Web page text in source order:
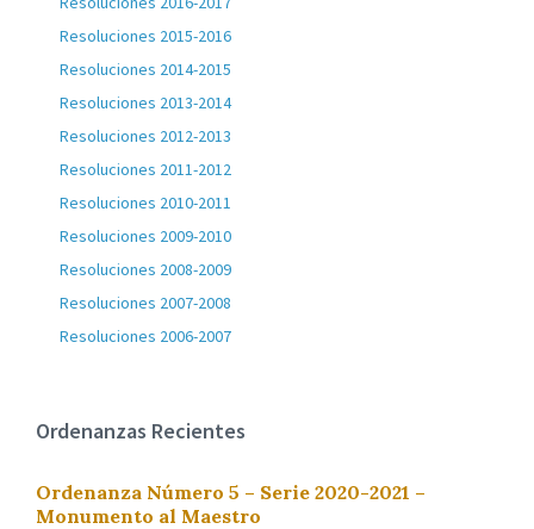
Resoluciones 2015-2016
Resoluciones 2014-2015
Resoluciones 2013-2014
Resoluciones 2012-2013
Resoluciones 2011-2012
Resoluciones 2010-2011
Resoluciones 2009-2010
Resoluciones 2008-2009
Resoluciones 2007-2008
Resoluciones 2006-2007
Ordenanzas Recientes
Ordenanza Número 5 – Serie 2020-2021 –
Monumento al Maestro